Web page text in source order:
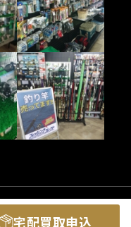
宅配買取申込
グコレクト